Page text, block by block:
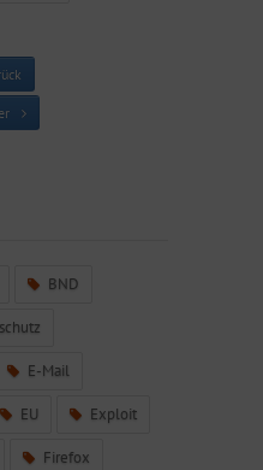
BND
E-Mail
EU Exploit
Firefox